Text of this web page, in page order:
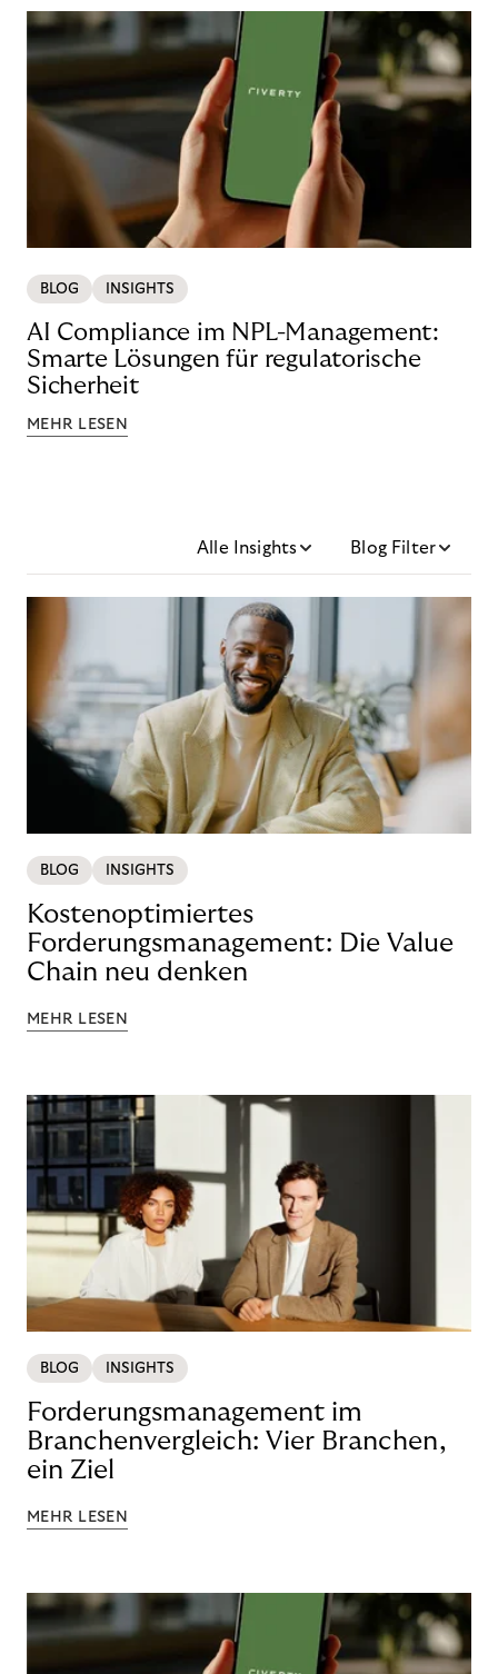
BLOG INSIGHTS
AI Compliance im NPL-Management:
Smarte Lösungen für regulatorische
Sicherheit
MEHR LESEN
Alle Insights Blog Filter
BLOG INSIGHTS
Kostenoptimiertes
Forderungsmanagement: Die Value
Chain neu denken
MEHR LESEN
BLOG INSIGHTS
Forderungsmanagement im
Branchenvergleich: Vier Branchen,
ein Ziel
MEHR LESEN